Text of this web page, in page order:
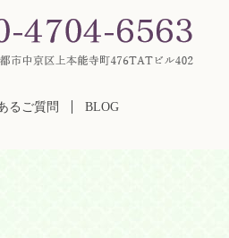
るご質問
BLOG